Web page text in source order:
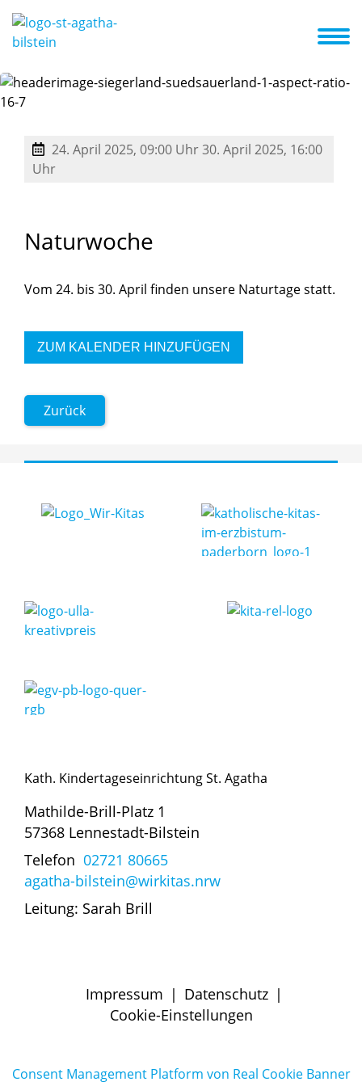
Pädagogik Aktuelles / Termine
24. April 2025, 09:00 Uhr30. April 2025, 16:00
Uhr
Naturwoche
Vom 24. bis 30. April finden unsere Naturtage statt.
ZUM KALENDER HINZUFÜGEN
Zurück
Kath. Kindertageseinrichtung St. Agatha
Mathilde-Brill-Platz 1
57368 Lennestadt-Bilstein
Telefon 02721 80665
agatha-bilstein@wirkitas.nrw
Leitung: Sarah Brill
Impressum | Datenschutz |
Cookie-Einstellungen
Consent Management Platform von Real Cookie Banner